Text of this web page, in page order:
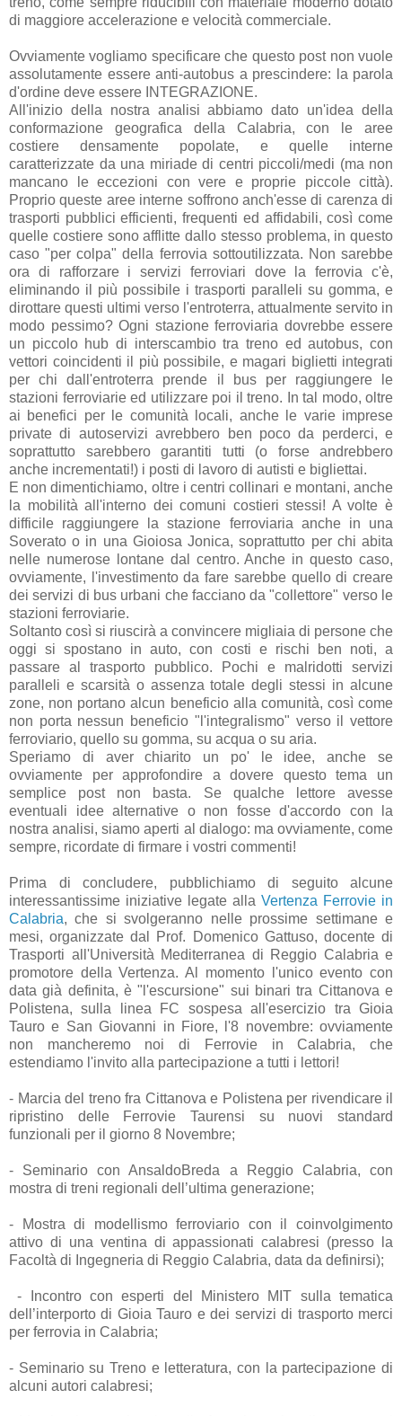
di maggiore accelerazione e velocità commerciale.
Ovviamente vogliamo specificare che questo post non vuole
assolutamente essere anti-autobus a prescindere: la parola
d'ordine deve essere INTEGRAZIONE.
All'inizio della nostra analisi abbiamo dato un'idea della
conformazione geografica della Calabria, con le aree
costiere densamente popolate, e quelle interne
caratterizzate da una miriade di centri piccoli/medi (ma non
mancano le eccezioni con vere e proprie piccole città).
Proprio queste aree interne soffrono anch'esse di carenza di
trasporti pubblici efficienti, frequenti ed affidabili, così come
quelle costiere sono afflitte dallo stesso problema, in questo
caso "per colpa" della ferrovia sottoutilizzata. Non sarebbe
ora di rafforzare i servizi ferroviari dove la ferrovia c'è,
eliminando il più possibile i trasporti paralleli su gomma, e
dirottare questi ultimi verso l'entroterra, attualmente servito in
modo pessimo? Ogni stazione ferroviaria dovrebbe essere
un piccolo hub di interscambio tra treno ed autobus, con
vettori coincidenti il più possibile, e magari biglietti integrati
per chi dall'entroterra prende il bus per raggiungere le
stazioni ferroviarie ed utilizzare poi il treno. In tal modo, oltre
ai benefici per le comunità locali, anche le varie imprese
private di autoservizi avrebbero ben poco da perderci, e
soprattutto sarebbero garantiti tutti (o forse andrebbero
anche incrementati!) i posti di lavoro di autisti e bigliettai.
E non dimentichiamo, oltre i centri collinari e montani, anche
la mobilità all'interno dei comuni costieri stessi! A volte è
difficile raggiungere la stazione ferroviaria anche in una
Soverato o in una Gioiosa Jonica, soprattutto per chi abita
nelle numerose lontane dal centro. Anche in questo caso,
ovviamente, l'investimento da fare sarebbe quello di creare
dei servizi di bus urbani che facciano da "collettore" verso le
stazioni ferroviarie.
Soltanto così si riuscirà a convincere migliaia di persone che
oggi si spostano in auto, con costi e rischi ben noti, a
passare al trasporto pubblico. Pochi e malridotti servizi
paralleli e scarsità o assenza totale degli stessi in alcune
zone, non portano alcun beneficio alla comunità, così come
non porta nessun beneficio "l'integralismo" verso il vettore
ferroviario, quello su gomma, su acqua o su aria.
Speriamo di aver chiarito un po' le idee, anche se
ovviamente per approfondire a dovere questo tema un
semplice post non basta. Se qualche lettore avesse
eventuali idee alternative o non fosse d'accordo con la
nostra analisi, siamo aperti al dialogo: ma ovviamente, come
sempre, ricordate di firmare i vostri commenti!
Prima di concludere, pubblichiamo di seguito alcune
interessantissime iniziative legate alla Vertenza Ferrovie in
Calabria, che si svolgeranno nelle prossime settimane e
mesi, organizzate dal Prof. Domenico Gattuso, docente di
Trasporti all'Università Mediterranea di Reggio Calabria e
promotore della Vertenza. Al momento l'unico evento con
data già definita, è "l'escursione" sui binari tra Cittanova e
Polistena, sulla linea FC sospesa all'esercizio tra Gioia
Tauro e San Giovanni in Fiore, l'8 novembre: ovviamente
non mancheremo noi di Ferrovie in Calabria, che
estendiamo l'invito alla partecipazione a tutti i lettori!
- Marcia del treno fra Cittanova e Polistena per rivendicare il
ripristino delle Ferrovie Taurensi su nuovi standard
funzionali per il giorno 8 Novembre;
- Seminario con AnsaldoBreda a Reggio Calabria, con
mostra di treni regionali dell’ultima generazione;
- Mostra di modellismo ferroviario con il coinvolgimento
attivo di una ventina di appassionati calabresi (presso la
Facoltà di Ingegneria di Reggio Calabria, data da definirsi);
- Incontro con esperti del Ministero MIT sulla tematica
dell’interporto di Gioia Tauro e dei servizi di trasporto merci
per ferrovia in Calabria;
- Seminario su Treno e letteratura, con la partecipazione di
alcuni autori calabresi;